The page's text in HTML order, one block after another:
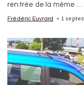
rentrée de la même …
Frédéric Euvrard 1